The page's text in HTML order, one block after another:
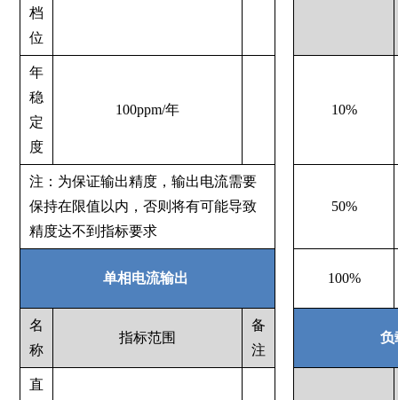
档
位
年
稳
定
度
100ppm/年 10%
注：为保证输出精度，输出电流需要
保持在限值以内，否则将有可能导致
精度达不到指标要求
50%
单相电流输出 100%
名
称
指标范围
备
注
负
直